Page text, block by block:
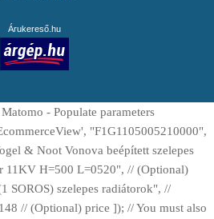
Árukereső.hu
- Populate parameters
"F1G1105005210000",
& Noot Vonova beépített szelepes
11KV H=500 L=0520", // (Optional)
SOROS) szelepes radiátorok", //
// (Optional) price ]); // You must also